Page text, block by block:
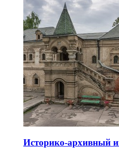
Историко-архивный